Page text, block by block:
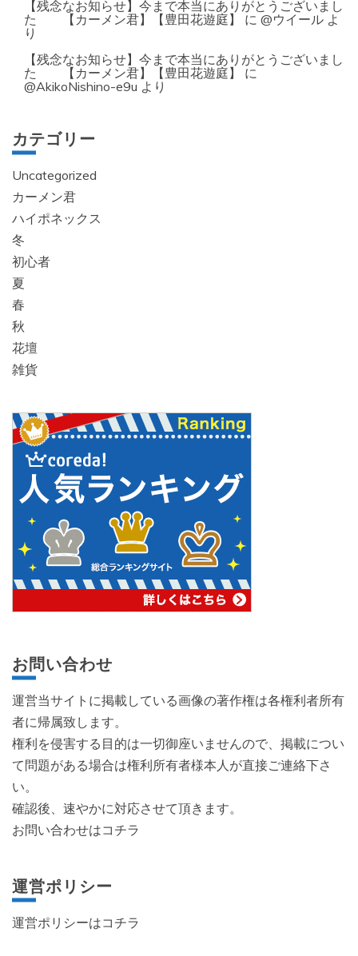
【残念なお知らせ】今まで本当にありがとうございまし
た 【カーメン君】【豊田花遊庭】
に @ウイール よ
り
【残念なお知らせ】今まで本当にありがとうございまし
た 【カーメン君】【豊田花遊庭】
に
@AkikoNishino-e9u より
カテゴリー
Uncategorized
カーメン君
ハイポネックス
冬
初心者
夏
春
秋
花壇
雑貨
お問い合わせ
運営当サイトに掲載している画像の著作権は各権利者所有
者に帰属致します。
権利を侵害する目的は一切御座いませんので、掲載につい
て問題がある場合は権利所有者様本人が直接ご連絡下さ
い。
確認後、速やかに対応させて頂きます。
お問い合わせはコチラ
運営ポリシー
運営ポリシーはコチラ